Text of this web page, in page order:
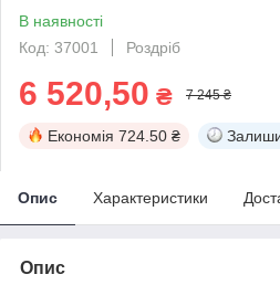
В наявності
Код: 37001
Роздріб
6 520,50 ₴ 7 245 ₴
Економія 724.50 ₴
Опис Характеристики
Опис